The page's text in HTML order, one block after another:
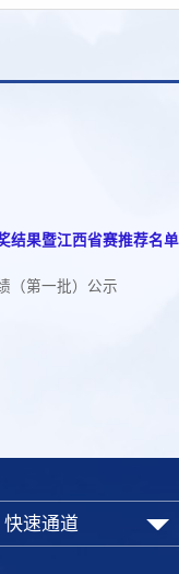
结果暨江西省赛推荐名
（第一批）公示
快速通道